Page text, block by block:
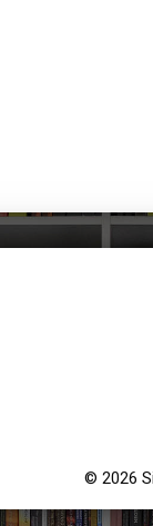
© 2026